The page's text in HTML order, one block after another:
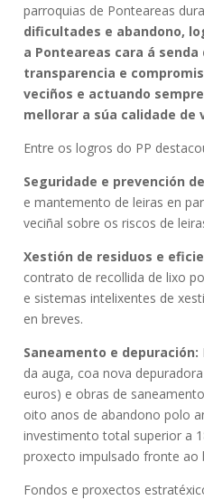
parroquias de Ponteareas
dificultades e abandono,
a Ponteareas cara á
transparencia e
veciños e actuando
mellorar a súa calidade de
Entre os logros do PP
Seguridade e prevención
e mantemento de leiras en
veciñal sobre os riscos de
Xestión de residuos e
contrato de recollida de lixo
e sistemas intelixentes de
en breves.
Saneamento e depuración:
da auga, coa nova
euros) e obras de
oito anos de abandono polo
investimento total superior a
proxecto impulsado fronte ao
Fondos e proxectos